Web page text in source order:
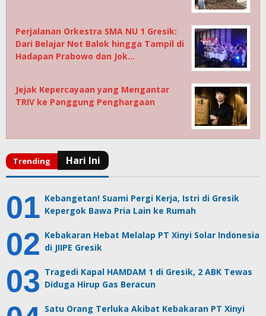
Perjalanan Orkestra SMA NU 1 Gresik:
Dari Belajar Not Balok hingga Tampil di
Hadapan Prabowo dan Jok…
Jejak Kepercayaan yang Mengantar
TRIV ke Panggung Penghargaan
Kebangetan! Suami Pergi Kerja, Istri di Gresik
Kepergok Bawa Pria Lain ke Rumah
Kebakaran Hebat Melalap PT Xinyi Solar Indonesia
di JIIPE Gresik
Tragedi Kapal HAMDAM 1 di Gresik, 2 ABK Tewas
Diduga Hirup Gas Beracun
Satu Orang Terluka Akibat Kebakaran PT Xinyi